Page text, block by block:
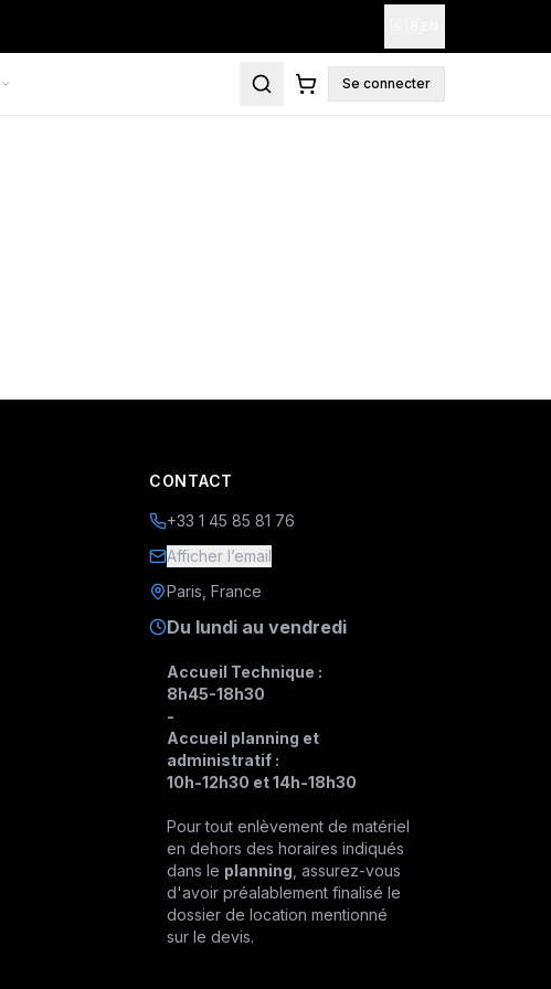
Se connecter
CONTACT
+33 1 45 85 81 76
Afficher l’email
Paris, France
Du lundi au vendredi
Accueil Technique :
8h45-18h30
-
Accueil planning et
administratif :
10h-12h30 et 14h-18h30
Pour tout enlèvement de matériel
en dehors des horaires indiqués
dans le planning , assurez-vous
d'avoir préalablement finalisé le
dossier de location mentionné
sur le devis.